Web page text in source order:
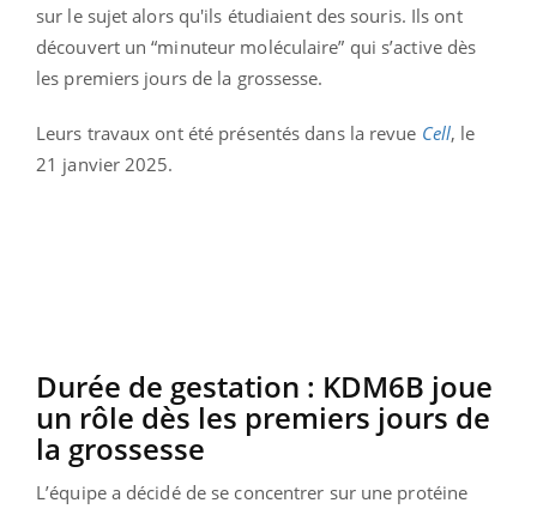
sur le sujet alors qu'ils étudiaient des souris. Ils ont
découvert un “minuteur moléculaire” qui s’active dès
les premiers jours de la grossesse.
Leurs travaux ont été présentés dans la revue Cell, le
21 janvier 2025.
Durée de gestation : KDM6B joue
un rôle dès les premiers jours de
la grossesse
L’équipe a décidé de se concentrer sur une protéine